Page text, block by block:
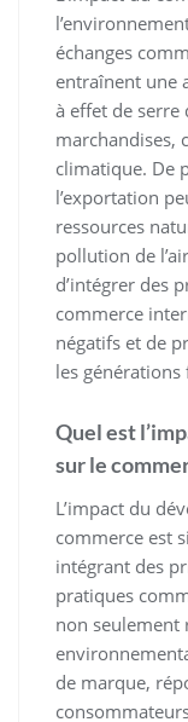
échanges
entraînent une
à effet de serre
marchandises,
climatique. De
l’exportation
ressources
pollution de
d’intégrer des
commerce
négatifs et de
les générations
Quel est
sur le
L’impact du
commerce est
intégrant des
pratiques
non seulement
de marque,